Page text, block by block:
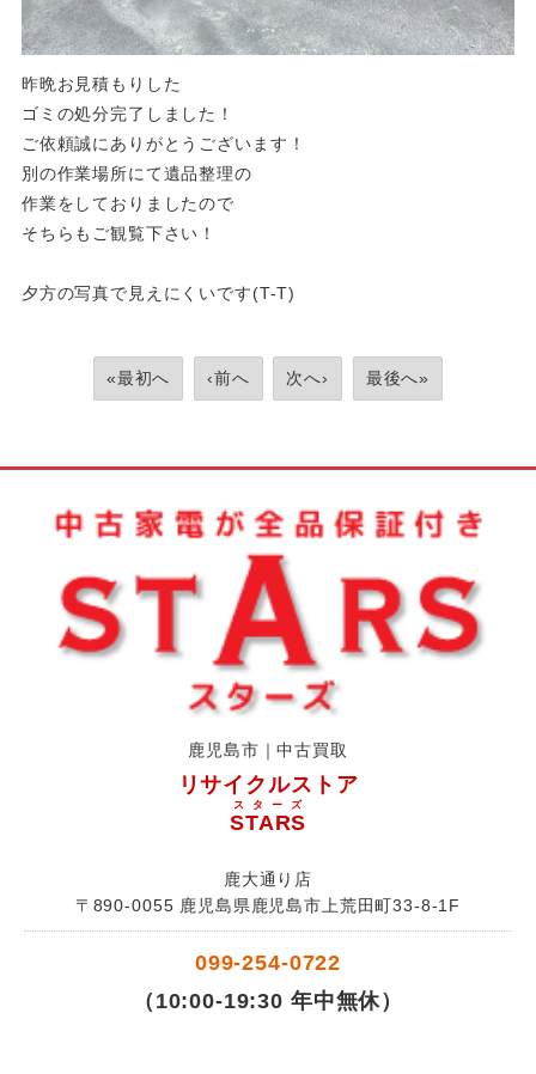
昨晩お見積もりした
ゴミの処分完了しました！
ご依頼誠にありがとうございます！
別の作業場所にて遺品整理の
作業をしておりましたので
そちらもご観覧下さい！
夕方の写真で見えにくいです(T-T)
«最初へ ‹前へ 次へ› 最後へ»
鹿児島市｜中古買取
リサイクルストア
STARS
スターズ
鹿大通り店
〒890-0055 鹿児島県鹿児島市上荒田町33-8-1F
099-254-0722
（10:00-19:30 年中無休）